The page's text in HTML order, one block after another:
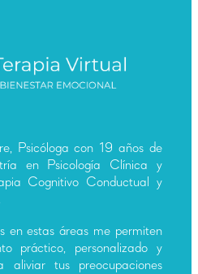
Psicóloga con 19 años de
en Psicología Clínica y
Cognitivo Conductual y
en estas áreas me permiten
práctico, personalizado y
aliviar tus preocupaciones